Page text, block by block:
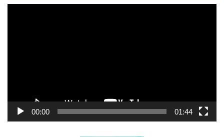
00:00 01:44